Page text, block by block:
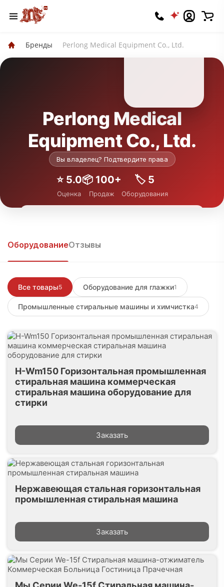
Бренды Perlong Medical Equipment Co., Ltd.
Perlong Medical
Equipment Co., Ltd.
Вы владелец? Подтвердите права
⭐️ 5.0
Оценка
📦 100+
Продаж
🏷 5
Оборудования
Войти, чтобы написать
ОборудованиеОтзывы
Все товары5 Оборудование для глажки1
Промышленные стиральные машины и химчистка4
H-Wm150 Горизонтальная промышленная
стиральная машина коммерческая
стиральная машина оборудование для
стирки
Заказать
Нержавеющая стальная горизонтальная
промышленная стиральная машина
Заказать